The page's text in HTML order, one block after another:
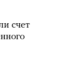
счет